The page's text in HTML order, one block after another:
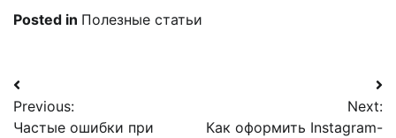
Posted in Полезные статьи
Навигация
по
Previous:
Частые ошибки при
Next:
Как оформить Instagram-